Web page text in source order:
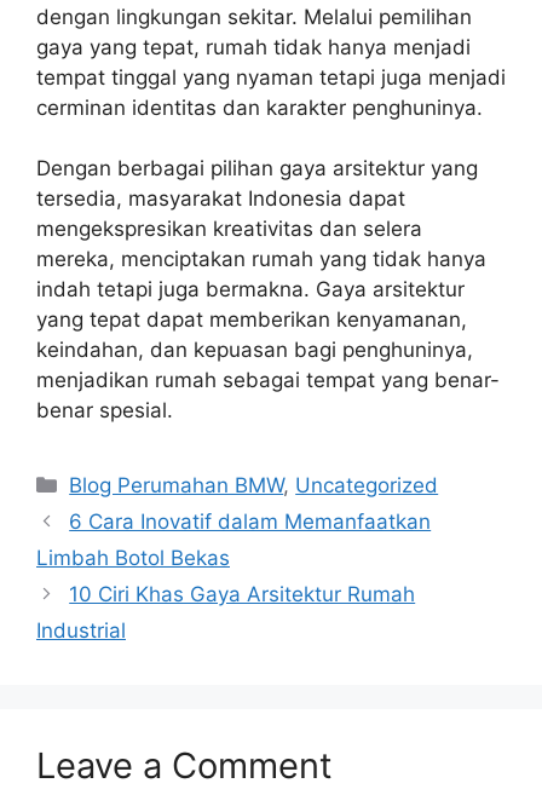
dengan lingkungan sekitar. Melalui pemilihan
gaya yang tepat, rumah tidak hanya menjadi
tempat tinggal yang nyaman tetapi juga menjadi
cerminan identitas dan karakter penghuninya.
Dengan berbagai pilihan gaya arsitektur yang
tersedia, masyarakat Indonesia dapat
mengekspresikan kreativitas dan selera
mereka, menciptakan rumah yang tidak hanya
indah tetapi juga bermakna. Gaya arsitektur
yang tepat dapat memberikan kenyamanan,
keindahan, dan kepuasan bagi penghuninya,
menjadikan rumah sebagai tempat yang benar-
benar spesial.
Categories
Blog Perumahan BMW, Uncategorized
6 Cara Inovatif dalam Memanfaatkan
Limbah Botol Bekas
10 Ciri Khas Gaya Arsitektur Rumah
Industrial
Leave a Comment